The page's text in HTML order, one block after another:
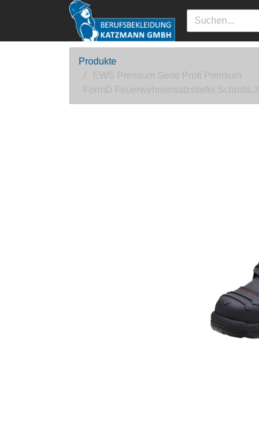
Produkte
EWS Premium Serie Profi Premium
FormD Feuerwehreinsatzstiefel Schnitts.3